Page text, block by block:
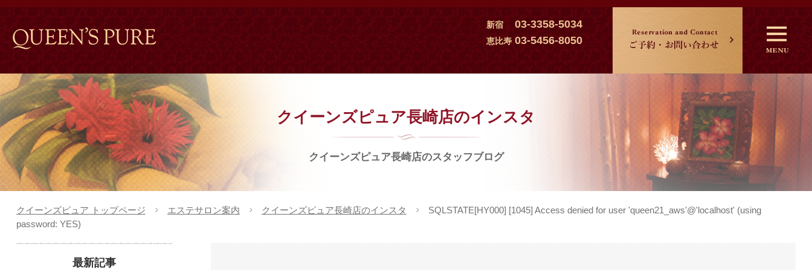
新宿 03-3358-5034
恵比寿 03-5456-8050
クイーンズピュア長崎店のインスタ
クイーンズピュア長崎店のスタッフブログ
クイーンズピュア トップページ エステサロン案内 クイーンズピュア長崎店のインスタ
SQLSTATE[HY000] [1045] Access denied for user 'queen21_aws'@'localhost' (using
password: YES)
最新記事